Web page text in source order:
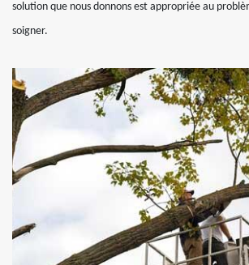
solution que nous donnons est appropriée au
soigner.